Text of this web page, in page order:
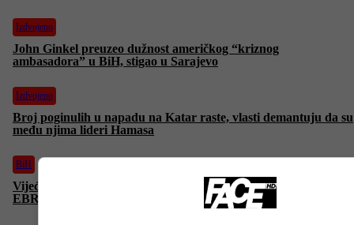
Izdvojeno
John Ginkel preuzeo dužnost američkog “kriznog
ambasadora” u BiH, stigao u Sarajevo
Izdvojeno
Broj poginulih u napadu na Katar raste, vlasti demantuju da su
među njima lideri Hamasa
BiH
Vijeće ministara: BiH planira kredit od 30 miliona eura kod
EBRD-a, odobreni pregovori